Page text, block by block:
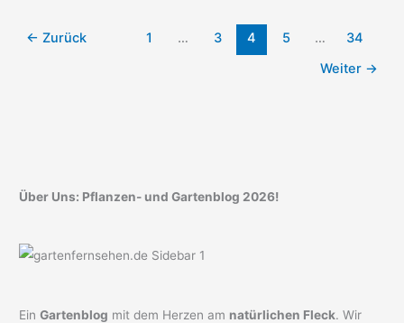
für
← Zurück 1 … 3 4 5 …
34
Weiter →
Über Uns: Pflanzen- und Gartenblog 2026!
EinGartenblog mit dem Herzen am natürlichen Fleck. Wir